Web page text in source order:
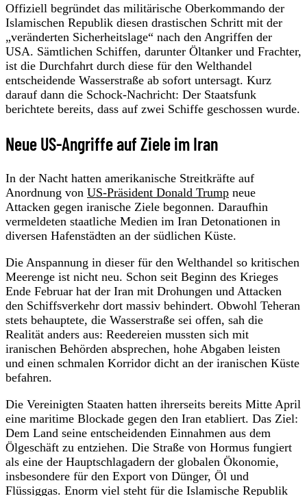
Offiziell begründet das militärische Oberkommando der
Islamischen Republik diesen drastischen Schritt mit der
„veränderten Sicherheitslage“ nach den Angriffen der
USA. Sämtlichen Schiffen, darunter Öltanker und Frachter,
ist die Durchfahrt durch diese für den Welthandel
entscheidende Wasserstraße ab sofort untersagt. Kurz
darauf dann die Schock-Nachricht: Der Staatsfunk
berichtete bereits, dass auf zwei Schiffe geschossen wurde.
Neue US-Angriffe auf Ziele im Iran
In der Nacht hatten amerikanische Streitkräfte auf
Anordnung von US-Präsident Donald Trump neue
Attacken gegen iranische Ziele begonnen. Daraufhin
vermeldeten staatliche Medien im Iran Detonationen in
diversen Hafenstädten an der südlichen Küste.
Die Anspannung in dieser für den Welthandel so kritischen
Meerenge ist nicht neu. Schon seit Beginn des Krieges
Ende Februar hat der Iran mit Drohungen und Attacken
den Schiffsverkehr dort massiv behindert. Obwohl Teheran
stets behauptete, die Wasserstraße sei offen, sah die
Realität anders aus: Reedereien mussten sich mit
iranischen Behörden absprechen, hohe Abgaben leisten
und einen schmalen Korridor dicht an der iranischen Küste
befahren.
Die Vereinigten Staaten hatten ihrerseits bereits Mitte April
eine maritime Blockade gegen den Iran etabliert. Das Ziel:
Dem Land seine entscheidenden Einnahmen aus dem
Ölgeschäft zu entziehen. Die Straße von Hormus fungiert
als eine der Hauptschlagadern der globalen Ökonomie,
insbesondere für den Export von Dünger, Öl und
Flüssiggas. Enorm viel steht für die Islamische Republik